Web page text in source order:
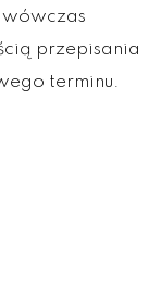
przepisania
terminu.